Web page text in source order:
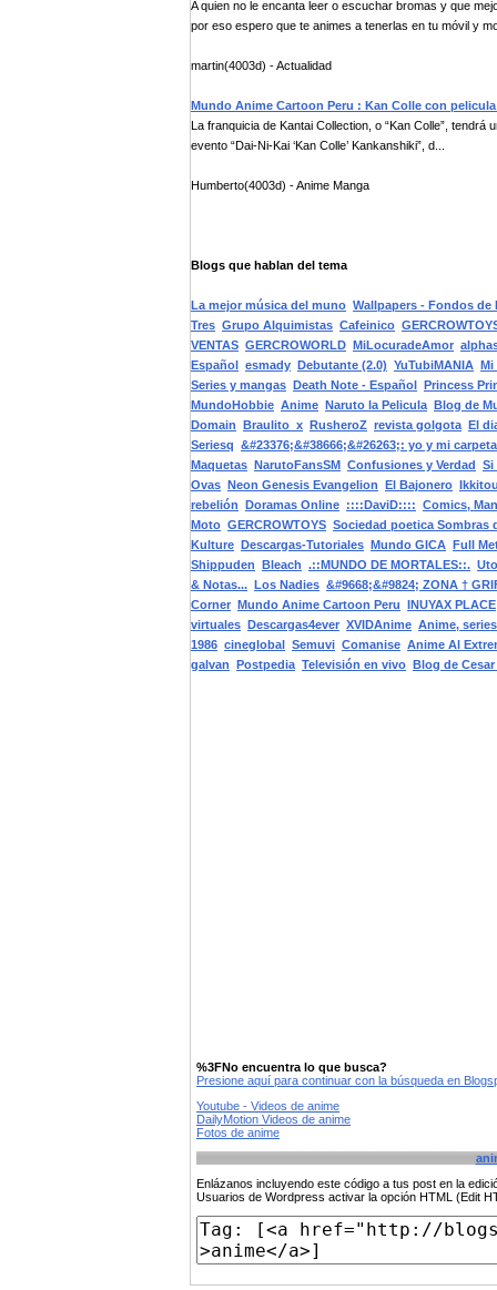
A quien no le encanta leer o escuchar bromas y que
por eso espero que te animes a tenerlas en tu móvil y
martin(4003d) - Actualidad
Mundo Anime Cartoon Peru : Kan Colle con pelicula
La franquicia de Kantai Collection, o “Kan Colle”,
evento “Dai-Ni-Kai ‘Kan Colle’ Kankanshiki”, d...
Humberto(4003d) - Anime Manga
Blogs que hablan del tema
La mejor música del muno Wallpapers - Fondos de
Tres Grupo Alquimistas Cafeinico
VENTAS GERCROWORLD MiLocuradeAmor
Español esmady Debutante (2.0) YuTubiMANIA Mi
Series y mangas Death Note - Español Princess
MundoHobbie Anime Naruto la Pelicula Blog de
Domain Braulito_x RusheroZ revista golgota El
Seriesq &#23376;&#38666;&#26263;: yo y mi
Maquetas NarutoFansSM Confusiones y Verdad Si
Ovas Neon Genesis Evangelion El Bajonero
rebelión Doramas Online ::::DaviD:::: Comics,
Moto GERCROWTOYS Sociedad poetica Sombras
Kulture Descargas-Tutoriales Mundo GICA Full
Shippuden Bleach .::MUNDO DE MORTALES::.
& Notas... Los Nadies &#9668;&#9824; ZONA †
Corner Mundo Anime Cartoon Peru INUYAX PLACE
virtuales Descargas4ever XVIDAnime Anime,
1986 cineglobal Semuvi Comanise Anime Al
galvan Postpedia Televisión en vivo Blog de
%3FNo encuentra lo que busca?
Presione aquí para continuar con la búsqueda en
Youtube - Videos de anime
DailyMotion Videos de anime
Fotos de anime
Enlázanos incluyendo este código a tus post en la
Usuarios de Wordpress activar la opción HTML (Edit